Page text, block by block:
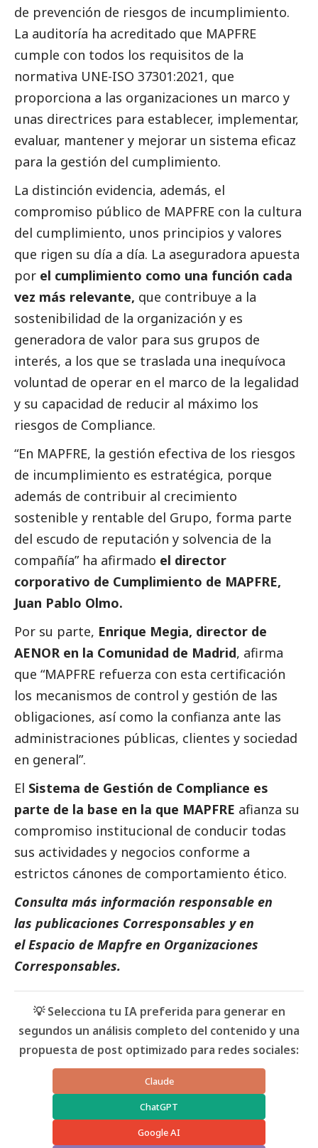
de prevención de riesgos de incumplimiento.
La auditoría ha acreditado que MAPFRE
cumple con todos los requisitos de la
normativa UNE-ISO 37301:2021, que
proporciona a las organizaciones un marco y
unas directrices para establecer, implementar,
evaluar, mantener y mejorar un sistema eficaz
para la gestión del cumplimiento.
La distinción evidencia, además, el
compromiso público de MAPFRE con la cultura
del cumplimiento, unos principios y valores
que rigen su día a día. La aseguradora apuesta
por el cumplimiento como una función cada
vez más relevante, que contribuye a la
sostenibilidad de la organización y es
generadora de valor para sus grupos de
interés, a los que se traslada una inequívoca
voluntad de operar en el marco de la legalidad
y su capacidad de reducir al máximo los
riesgos de Compliance.
“En MAPFRE, la gestión efectiva de los riesgos
de incumplimiento es estratégica, porque
además de contribuir al crecimiento
sostenible y rentable del Grupo, forma parte
del escudo de reputación y solvencia de la
compañía” ha afirmado el director
corporativo de Cumplimiento de MAPFRE,
Juan Pablo Olmo.
Por su parte, Enrique Megia, director de
AENOR en la Comunidad de Madrid, afirma
que “MAPFRE refuerza con esta certificación
los mecanismos de control y gestión de las
obligaciones, así como la confianza ante las
administraciones públicas, clientes y sociedad
en general”.
El Sistema de Gestión de Compliance es
parte de la base en la que MAPFRE afianza su
compromiso institucional de conducir todas
sus actividades y negocios conforme a
estrictos cánones de comportamiento ético.
Consulta más información responsable en
las publicaciones Corresponsables y en
elEspacio de Mapfre en Organizaciones
Corresponsables.
💡 Selecciona tu IA preferida para generar en
segundos un análisis completo del contenido y una
propuesta de post optimizado para redes sociales:
Claude
ChatGPT
Google AI